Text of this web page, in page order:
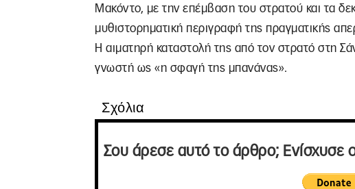
Μακόντο, με την επέμβαση του στρατού και τα
μυθιστορηματική περιγραφή της πραγματικής
Η αιματηρή καταστολή της από τον στρατό στη
γνωστή ως «η σφαγή της μπανάνας».
Σχόλια
Σου άρεσε αυτό το άρθρο; Ενίσχυσε